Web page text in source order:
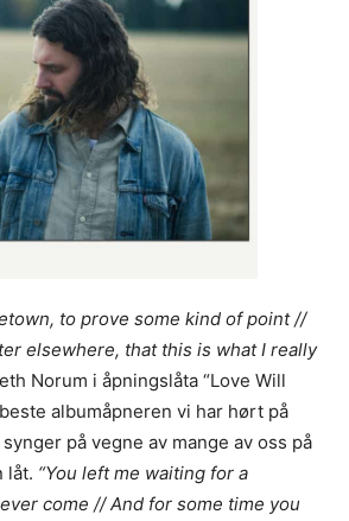
to prove some kind of point //
elsewhere, that this is what I really
Norum i åpningslåta “Love Will
albumåpneren vi har hørt på
på vegne av mange av oss på
låt. “You left me waiting for a
come // And for some time you